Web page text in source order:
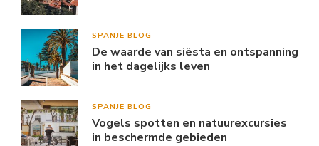
SPANJE BLOG
De waarde van siësta en ontspanning
in het dagelijks leven
SPANJE BLOG
Vogels spotten en natuurexcursies
in beschermde gebieden